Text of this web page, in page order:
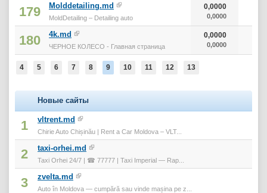
179 Molddetailing.md
MoldDetailing – Detailing auto
0,0000
0,0000
180 4k.md
ЧЕРНОЕ КОЛЕСО - Главная страница
0,0000
0,0000
4 5 6 7 8 9 10 11 12 13
Новые сайты
1 vltrent.md
Chirie Auto Chișinău | Rent a Car Moldova – VLT...
2 taxi-orhei.md
Taxi Orhei 24/7 | ☎ 77777 | Taxi Imperial — Rap...
3 zvelta.md
Auto în Moldova — cumpără sau vinde mașina pe z...